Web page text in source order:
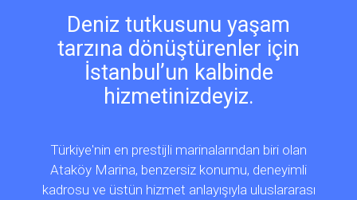
Deniz tutkusunu yaşam
tarzına dönüştürenler için
İstanbul’un kalbinde
hizmetinizdeyiz.
Türkiye'nin en prestijli marinalarından biri olan
Ataköy Marina, benzersiz konumu, deneyimli
kadrosu ve üstün hizmet anlayışıyla uluslararası